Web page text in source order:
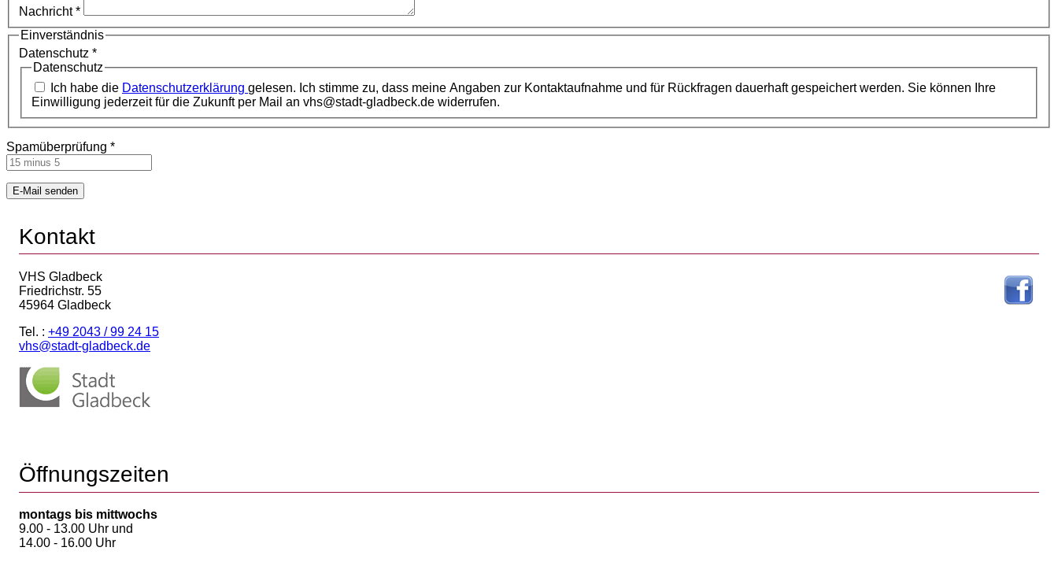
Nachricht*
Einverständnis
Datenschutz *
Datenschutz
Ich habe die Datenschutzerklärung gelesen. Ich stimme zu, dass meine Angaben zur Kontaktaufnahme und für Rückfragen dauerhaft gespeichert werden. Sie können Ihre
Einwilligung jederzeit für die Zukunft per Mail an vhs@stadt-gladbeck.de widerrufen.
Spamüberprüfung *
E-Mail senden
Kontakt
VHS Gladbeck
Friedrichstr. 55
45964 Gladbeck
Tel. : +49 2043 / 99 24 15
vhs@stadt-gladbeck.de
Öffnungszeiten
montags bis mittwochs
9.00 - 13.00 Uhr und
14.00 - 16.00 Uhr